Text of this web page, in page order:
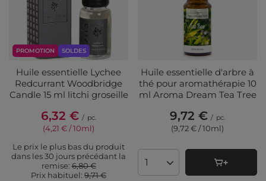
PROMOTION SOLDES
Huile essentielle Lychee
Redcurrant Woodbridge
Candle 15 ml litchi groseille
6,32 € / pc.
(4,21 € / 10ml)
Le prix le plus bas du produit
dans les 30 jours précédant la
remise:6,80 €
Prix ​​habituel: 9,71 €
Huile essentielle d'arbre à
thé pour aromathérapie 10
ml Aroma Dream Tea Tree
9,72 € / pc.
(9,72 € / 10ml)
Quantité de produits